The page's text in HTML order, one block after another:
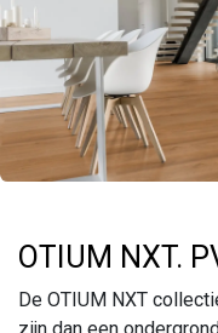
OTIUM NXT.
De OTIUM NXT